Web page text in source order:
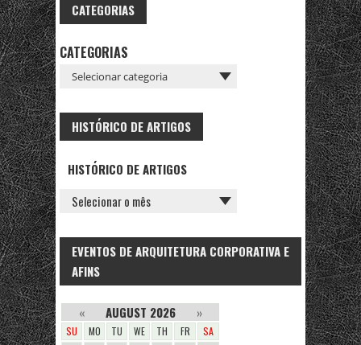
CATEGORIAS
CATEGORIAS
HISTÓRICO DE ARTIGOS
HISTÓRICO DE ARTIGOS
EVENTOS DE ARQUITETURA CORPORATIVA E
AFINS
« AUGUST 2026 »
SU MO TU WE TH FR SA